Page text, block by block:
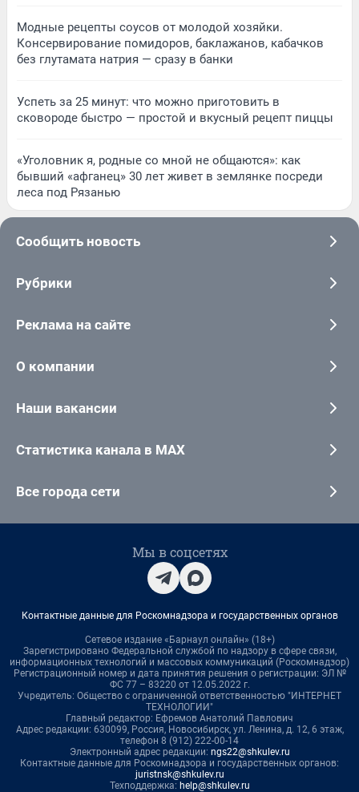
Модные рецепты соусов от молодой хозяйки.
Консервирование помидоров, баклажанов, кабачков
без глутамата натрия — сразу в банки
Успеть за 25 минут: что можно приготовить в
сковороде быстро — простой и вкусный рецепт пиццы
«Уголовник я, родные со мной не общаются»: как
бывший «афганец» 30 лет живет в землянке посреди
леса под Рязанью
Сообщить новость
Рубрики
Реклама на сайте
О компании
Наши вакансии
Статистика канала в MAX
Все города сети
Мы в соцсетях
Контактные данные для Роскомнадзора и государственных органов
Сетевое издание «Барнаул онлайн» (18+)
Зарегистрировано Федеральной службой по надзору в сфере связи,
информационных технологий и массовых коммуникаций (Роскомнадзор)
Регистрационный номер и дата принятия решения о регистрации: ЭЛ №
ФС 77 – 83220 от 12.05.2022 г.
Учредитель: Общество с ограниченной ответственностью "ИНТЕРНЕТ
ТЕХНОЛОГИИ"
Главный редактор: Ефремов Анатолий Павлович
Адрес редакции: 630099, Россия, Новосибирск, ул. Ленина, д. 12, 6 этаж,
телефон 8 (912) 222-00-14
Электронный адрес редакции: ngs22@shkulev.ru
Контактные данные для Роскомнадзора и государственных органов:
juristnsk@shkulev.ru
Техподдержка: help@shkulev.ru